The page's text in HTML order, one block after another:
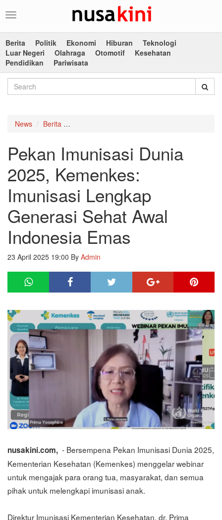
Toggle
Berita
Politik Ekonomi Hiburan
Teknologi
Luar Negeri
Olahraga Otomotif
Kesehatan
Pendidikan
Pariwisata
News Berita
Pekan Imunisasi Dunia
2025, Kemenkes:
Imunisasi Lengkap
Generasi Sehat Awal
Indonesia Emas
23 April 2025 19:00 By Admin
nusakini.com, - Bersempena Pekan Imunisasi Dunia 2025,
Kementerian Kesehatan (Kemenkes) menggelar webinar
untuk mengajak para orang tua, masyarakat, dan semua
pihak untuk melengkapi imunisasi anak.
Direktur Imunisasi Kementerian Kesehatan, dr. Prima